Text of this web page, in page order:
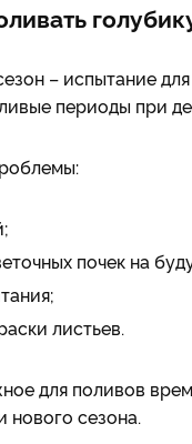
– испытание
периоды при
почек на
листьев.
для поливов
нового сезона.